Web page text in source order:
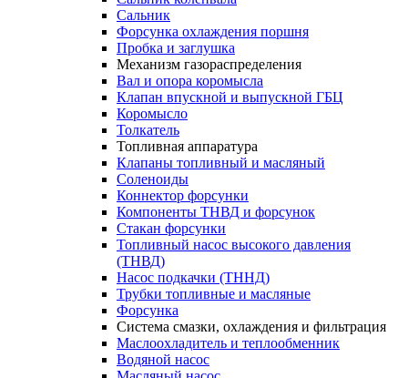
Сальник
Форсунка охлаждения поршня
Пробка и заглушка
Механизм газораспределения
Вал и опора коромысла
Клапан впускной и выпускной ГБЦ
Коромысло
Толкатель
Топливная аппаратура
Клапаны топливный и масляный
Соленоиды
Коннектор форсунки
Компоненты ТНВД и форсунок
Стакан форсунки
Топливный насос высокого давления
(ТНВД)
Насос подкачки (ТННД)
Трубки топливные и масляные
Форсунка
Система смазки, охлаждения и фильтрация
Маслоохладитель и теплообменник
Водяной насос